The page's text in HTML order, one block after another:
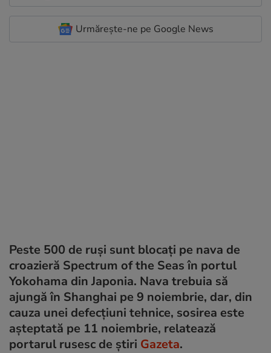
Urmărește-ne pe Google News
Peste 500 de ruși sunt blocați pe nava de
croazieră Spectrum of the Seas în portul
Yokohama din Japonia. Nava trebuia să
ajungă în Shanghai pe 9 noiembrie, dar, din
cauza unei defecțiuni tehnice, sosirea este
așteptată pe 11 noiembrie, relatează
portarul rusesc de știri Gazeta.